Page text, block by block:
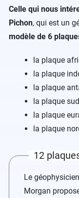
Celle qui nous
Pichon, qui est un
modèle de 6
la plaque
la plaque
la plaque
la plaque
la plaque
la plaque
12
Le
Morgan